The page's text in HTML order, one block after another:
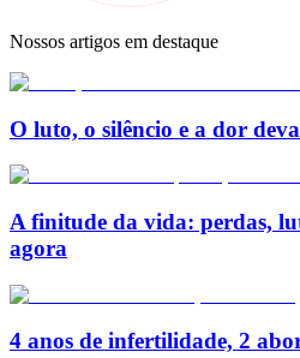
Nossos artigos em destaque
O luto, o silêncio e a dor
A finitude da vida: perdas,
agora
4 anos de infertilidade, 2